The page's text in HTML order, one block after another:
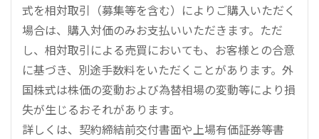
式を相対取引（募集等を含む）によりご購入いただく
場合は、購入対価のみお支払いいただきます。ただ
し、相対取引による売買においても、お客様との合意
に基づき、別途手数料をいただくことがあります。外
国株式は株価の変動および為替相場の変動等により損
失が生じるおそれがあります。
詳しくは、契約締結前交付書面や上場有価証券等書